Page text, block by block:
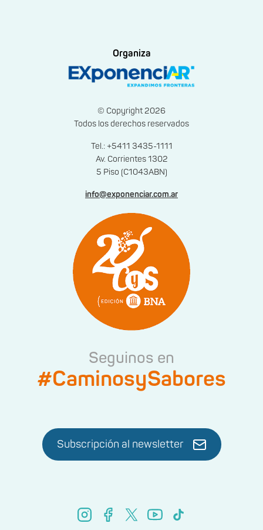
Organiza
© Copyright 2026
Todos los derechos reservados
Tel.: +5411 3435-1111
Av. Corrientes 1302
5 Piso (C1043ABN)
info@exponenciar.com.ar
Seguinos en
#CaminosySabores
Subscripción al newsletter